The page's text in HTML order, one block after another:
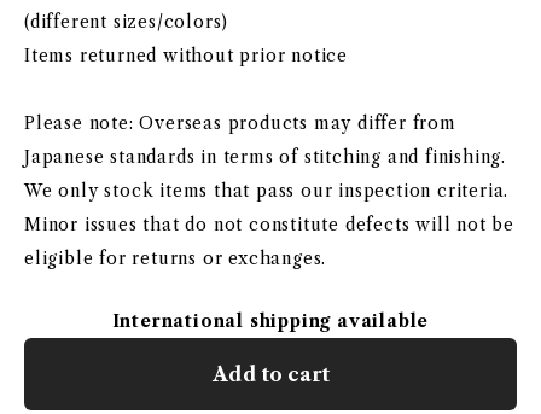
(different sizes/colors)
Items returned without prior notice
Please note: Overseas products may differ from
Japanese standards in terms of stitching and finishing.
We only stock items that pass our inspection criteria.
Minor issues that do not constitute defects will not be
eligible for returns or exchanges.
International shipping available
Add to cart